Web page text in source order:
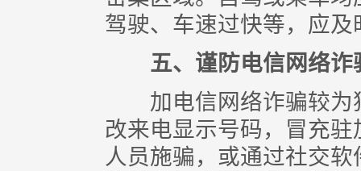
驾驶、车速过快等，应及
五、谨防电信网络诈
加电信网络诈骗较为
改来电显示号码，冒充
人员施骗，或通过社交